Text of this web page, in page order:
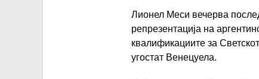
Лионел Меси вечерва
репрезентација на
квалификациите за
угостат Венецуела.